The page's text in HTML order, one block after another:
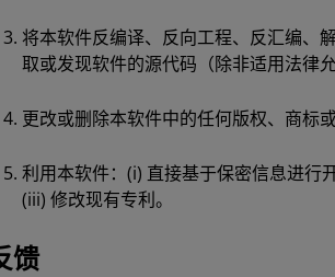
将本软件反编译、反向工程、反汇编、
取或发现软件的源代码（除非适用法
更改或删除本软件中的任何版权、商标
利用本软件：(i) 直接基于保密信息进行
(iii) 修改现有专利。
馈